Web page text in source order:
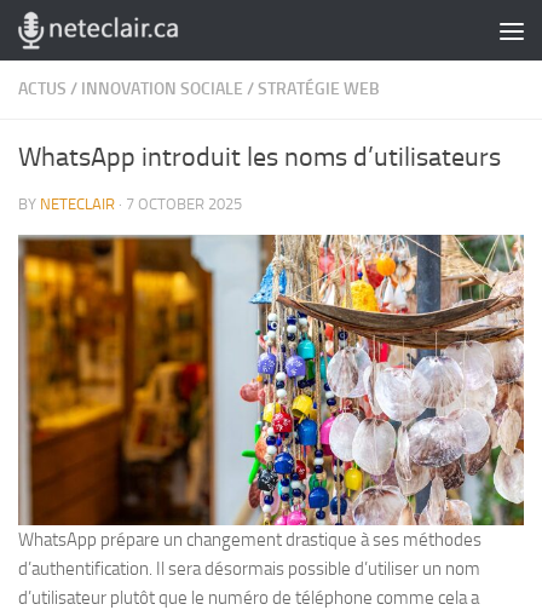
Skip to content
ACTUS / INNOVATION SOCIALE /STRATÉGIE WEB
WhatsApp introduit les noms d’utilisateurs
BY NETECLAIR · 7 OCTOBER 2025
WhatsApp prépare un changement drastique à ses méthodes
d’authentification. Il sera désormais possible d’utiliser un nom
d’utilisateur plutôt que le numéro de téléphone comme cela a